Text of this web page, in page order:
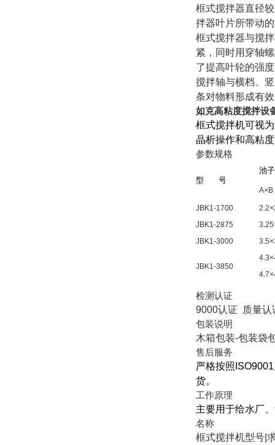
框式搅拌器直径
拌器叶片所带动
框式搅拌器与搅
紧，同时用穿轴
了提高叶轮的强
搅拌轴与横档、
条对物料形成有
如克高粘度搅拌设
框式搅拌机可视
晶析操作和高粘
参数规格
型 号
池
A×B
JBK1-1700
JBK1-2875
JBK1-3000
JBK1-3850
检测认证
9000认证 质量认
包装说明
木箱包装-包装袋
售后服务
严格按照 ISO9001
货。
工作原理
主要用于给水厂
名称
框式搅拌机型号|